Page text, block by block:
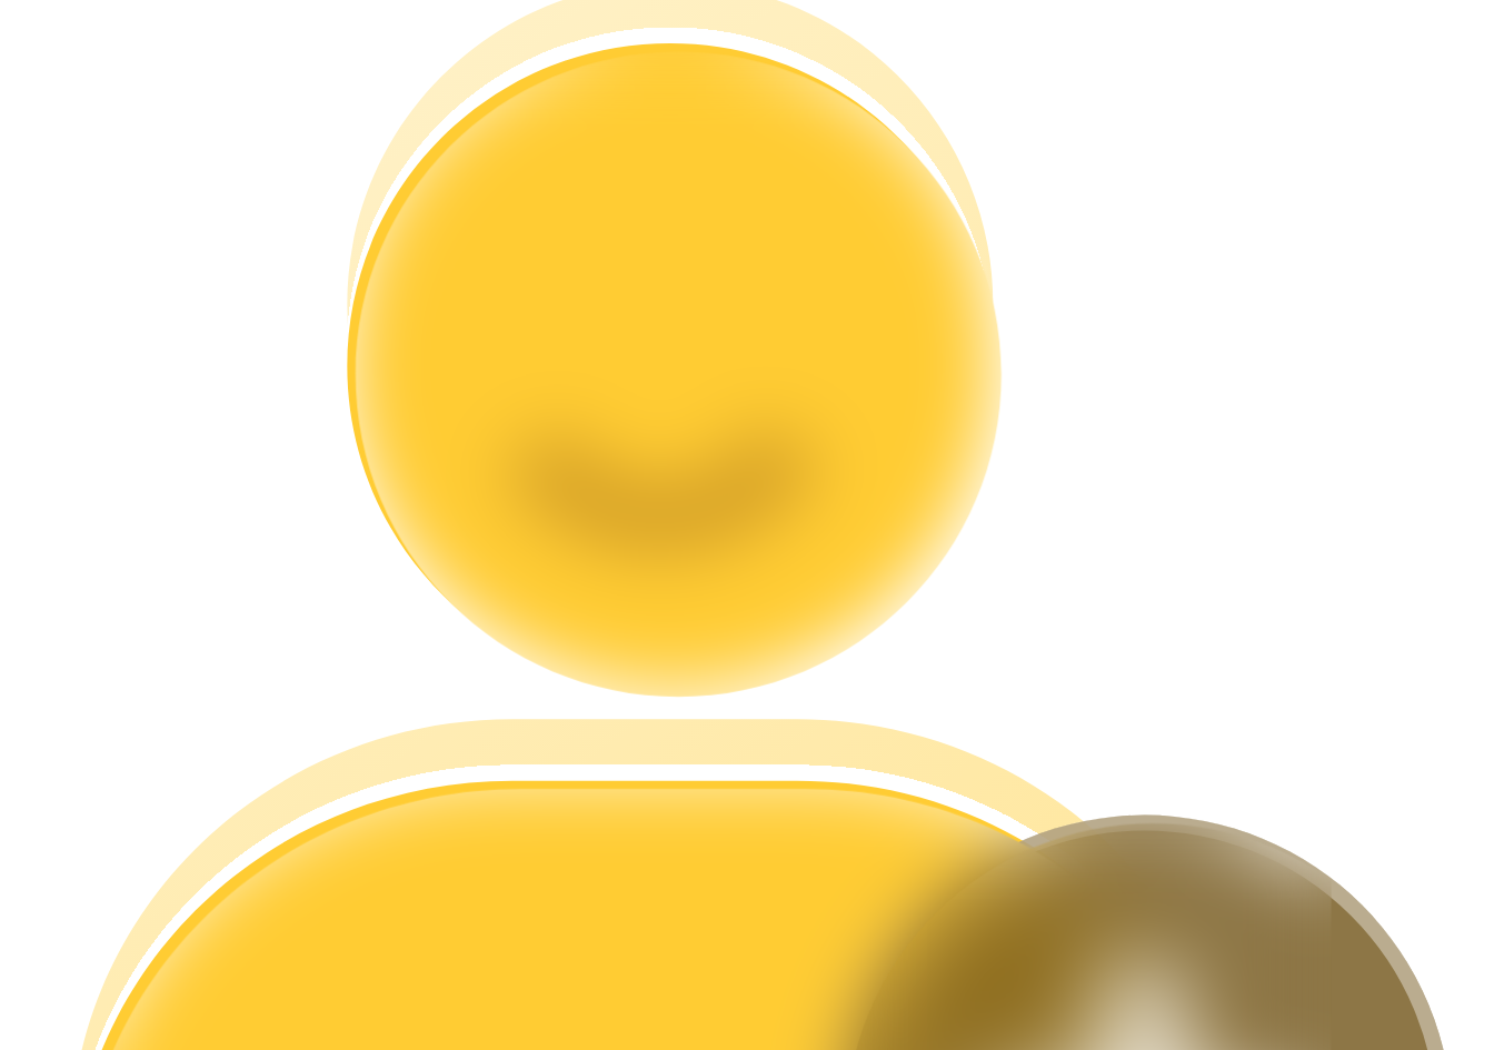
Desfrute da partilha de lucros e comissões de copy trading
Análise de big data, incluindo informações comerciais, etc.
Estratégias de negociação
Aprenda como se manter lucrativo